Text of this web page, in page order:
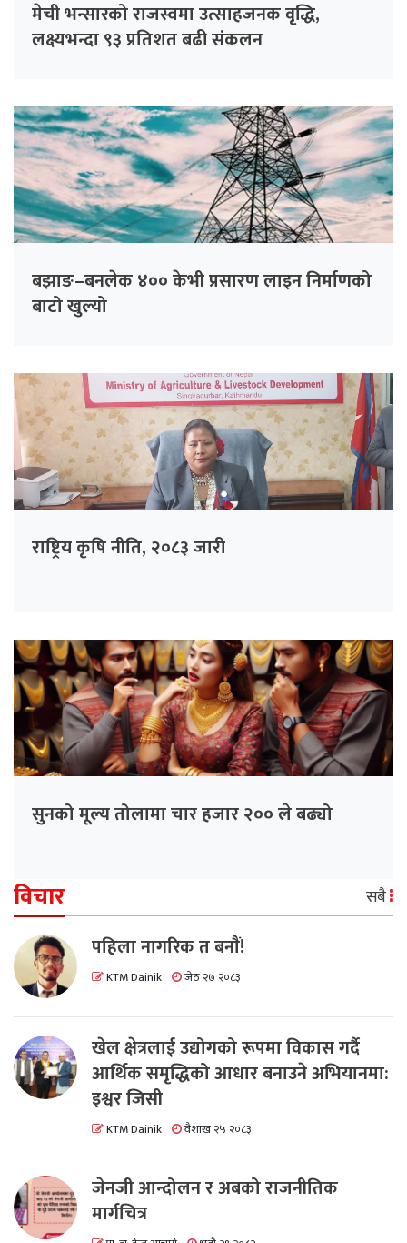
मेची भन्सारको राजस्वमा उत्साहजनक वृद्धि,
लक्ष्यभन्दा ९३ प्रतिशत बढी संकलन
बझाङ–बनलेक ४०० केभी प्रसारण लाइन निर्माणको
बाटो खुल्यो
राष्ट्रिय कृषि नीति, २०८३ जारी
सुनको मूल्य तोलामा चार हजार २०० ले बढ्यो
विचार सबै
पहिला नागरिक त बनाैं!
KTM Dainik जेठ २७ २०८३
खेल क्षेत्रलाई उद्योगको रूपमा विकास गर्दै
आर्थिक समृद्धिको आधार बनाउने अभियानमा:
इश्वर जिसी
KTM Dainik वैशाख २५ २०८३
जेनजी आन्दोलन र अबको राजनीतिक
मार्गचित्र